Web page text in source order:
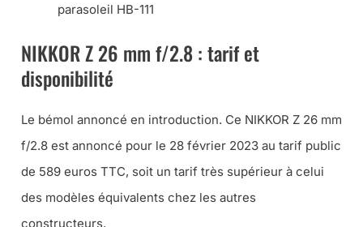
parasoleil HB-111
NIKKOR Z 26 mm f/2.8 : tarif et
disponibilité
Le bémol annoncé en introduction. Ce NIKKOR Z 26 mm
f/2.8 est annoncé pour le 28 février 2023 au tarif public
de 589 euros TTC, soit un tarif très supérieur à celui
des modèles équivalents chez les autres
constructeurs.